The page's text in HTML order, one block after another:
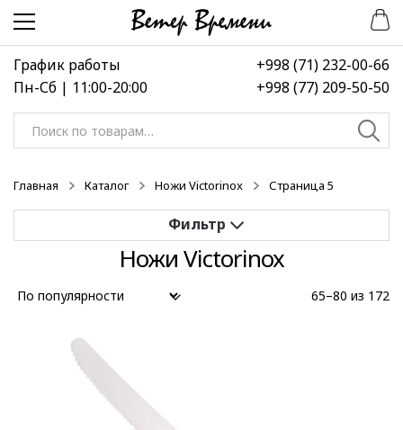
Перейти
навигации
Перейти
содержимому
График работы
Пн-Сб | 11:00-20:00
+998 (71) 232-00-66
+998 (77) 209-50-50
Искать:
Главная Каталог Ножи Victorinox Страница 5
ПрименитьНожи Victorinox
65–80 из 172